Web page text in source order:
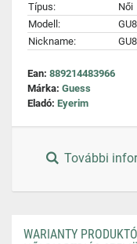
Típus:
Női
Modell:
Nickname:
Ean: 889214483966
Márka: Guess
Eladó: Eyerim
További
WARIANTY